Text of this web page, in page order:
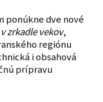
ponúkne dve nové
zrkadle vekov,
regiónu
i obsahová
prípravu